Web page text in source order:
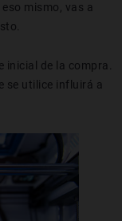
mismo, vas a
inicial de la compra.
se utilice influirá a